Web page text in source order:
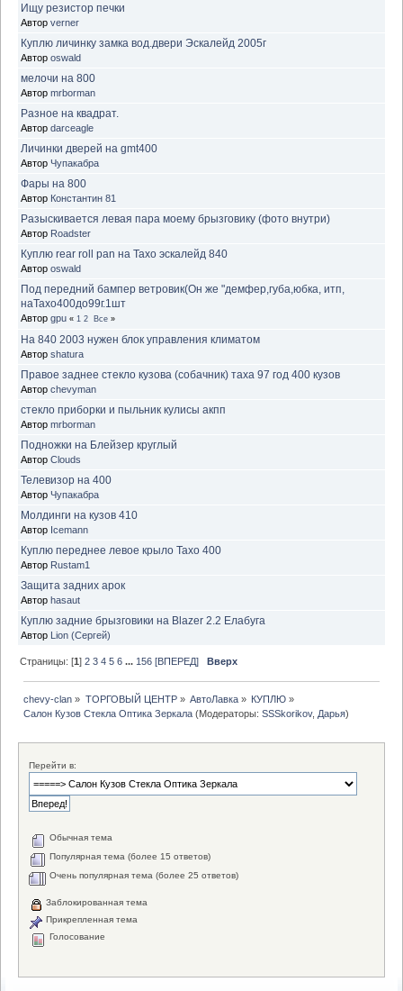
Ищу резистор печки
Автор verner
Куплю личинку замка вод.двери Эскалейд 2005г
Автор oswald
мелочи на 800
Автор mrborman
Разное на квадрат.
Автор darceagle
Личинки дверей на gmt400
Автор Чупакабра
Фары на 800
Автор Константин 81
Разыскивается левая пара моему брызговику (фото внутри)
Автор Roadster
Куплю rear roll pan на Тахо эскалейд 840
Автор oswald
Под передний бампер ветровик(Он же "демфер,губа,юбка, итп,
наТахо400до99г.1шт
Автор gpu « 1 2 Все »
На 840 2003 нужен блок управления климатом
Автор shatura
Правое заднее стекло кузова (собачник) таха 97 год 400 кузов
Автор chevyman
стекло приборки и пыльник кулисы акпп
Автор mrborman
Подножки на Блейзер круглый
Автор Clouds
Телевизор на 400
Автор Чупакабра
Молдинги на кузов 410
Автор Icemann
Куплю переднее левое крыло Тахо 400
Автор Rustam1
Защита задних арок
Автор hasaut
Куплю задние брызговики на Blazer 2.2 Елабуга
Автор Lion (Сергей)
Страницы: [1]2 3 4 5 6 ... 156 [ВПЕРЕД] Вверх
chevy-clan » ТОРГОВЫЙ ЦЕНТР» АвтоЛавка» КУПЛЮ »
Салон Кузов Стекла Оптика Зеркала (Модераторы:SSSkorikov, Дарья)
Перейти в:
Обычная тема
Популярная тема (более 15 ответов)
Очень популярная тема (более 25 ответов)
Заблокированная тема
Прикрепленная тема
Голосование